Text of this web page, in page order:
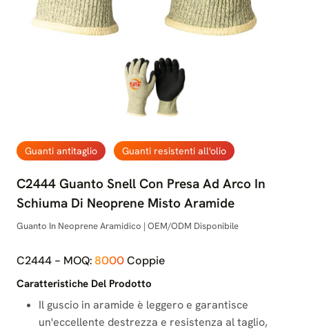
Guanti antitaglio Guanti resistenti all'olio
C2444 Guanto Snell Con Presa Ad Arco In
Schiuma Di Neoprene Misto Aramide
Guanto In Neoprene Aramidico | OEM/ODM Disponibile
C2444 - MOQ: 8000Coppie
Caratteristiche Del Prodotto
Il guscio in aramide è leggero e garantisce
un'eccellente destrezza e resistenza al taglio,